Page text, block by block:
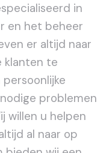
in
en het beheer
er altijd naar
klanten te
problemen
willen u helpen
al naar op